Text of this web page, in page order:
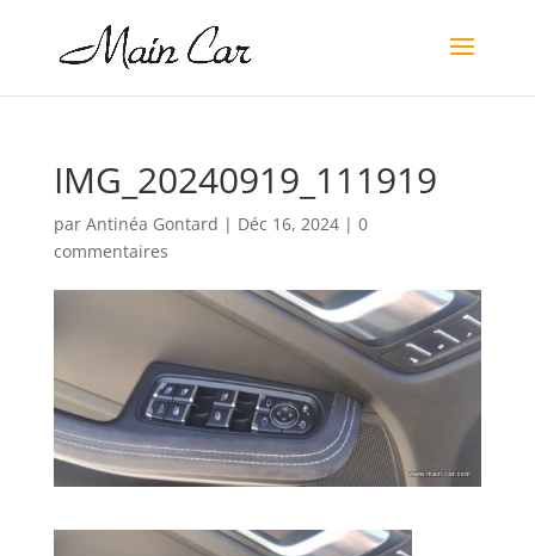
IMG_20240919_111919
par Antinéa Gontard | Déc 16, 2024| 0
commentaires